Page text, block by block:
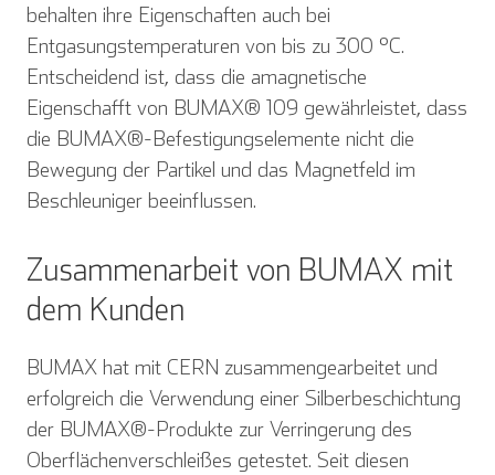
behalten ihre Eigenschaften auch bei
Entgasungstemperaturen von bis zu 300 °C.
Entscheidend ist, dass die amagnetische
Eigenschafft von BUMAX® 109 gewährleistet, dass
die BUMAX®-Befestigungselemente nicht die
Bewegung der Partikel und das Magnetfeld im
Beschleuniger beeinflussen.
Zusammenarbeit von BUMAX mit
dem Kunden
BUMAX hat mit CERN zusammengearbeitet und
erfolgreich die Verwendung einer Silberbeschichtung
der BUMAX®-Produkte zur Verringerung des
Oberflächenverschleißes getestet. Seit diesen